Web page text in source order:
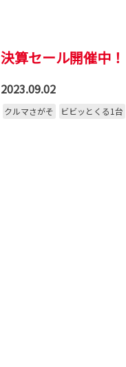
決算セール開催中！
2023.09.02
クルマさがそ ビビッとくる1台